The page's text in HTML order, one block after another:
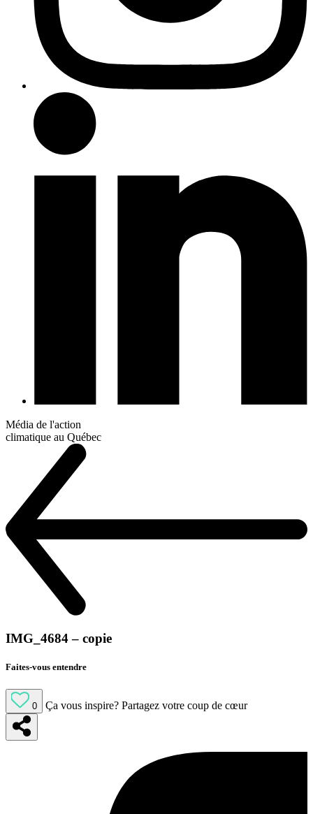
Média de l'action
climatique au Québec
IMG_4684 – copie
Faites-vous entendre
0 Ça vous inspire? Partagez votre coup de cœur